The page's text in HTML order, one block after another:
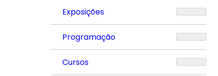
Exposições
Programação
Cursos